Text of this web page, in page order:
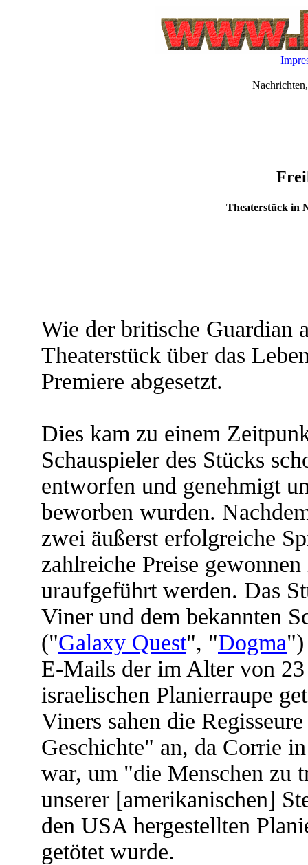
Theaterstück in
Wie der britische
Theaterstück über das
Premiere abgesetzt.
Dies kam zu einem
Schauspieler des Stücks
entworfen und genehmigt
beworben wurden.
zwei äußerst erfolgreiche
zahlreiche Preise
uraufgeführt werden. Das
Viner und dem bekannten
("Galaxy Quest", "Dogma")
E-Mails der im Alter von
israelischen Planierraupe
Viners sahen die
Geschichte" an, da Corrie
war, um "die Menschen zu
unserer [amerikanischen]
den USA hergestellten
getötet wurde.